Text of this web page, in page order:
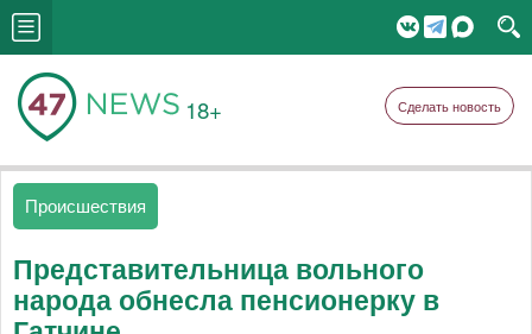
18+ Сделать новость
Происшествия
Представительница вольного
народа обнесла пенсионерку в